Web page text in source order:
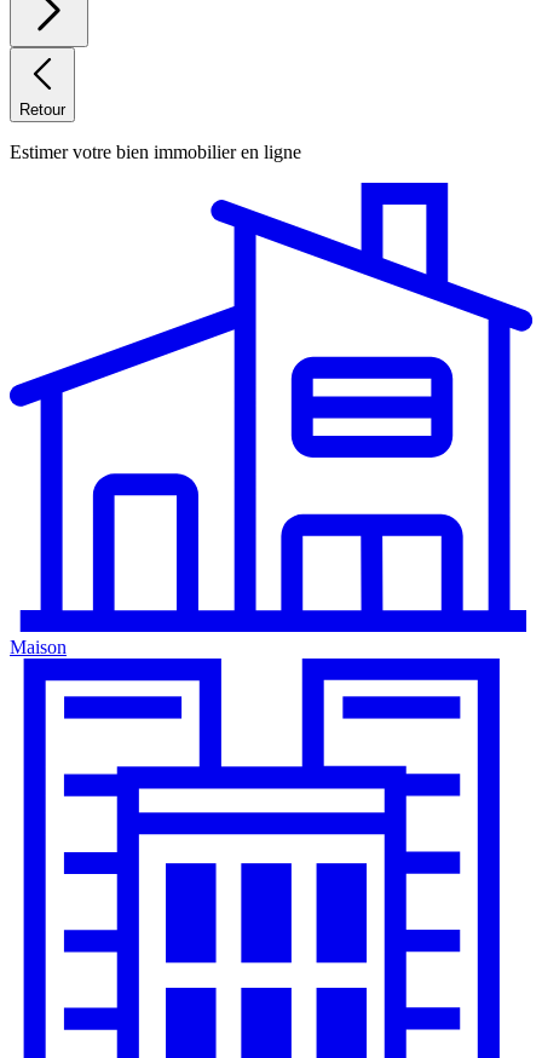
Retour
Estimer votre bien immobilier en ligne
Maison